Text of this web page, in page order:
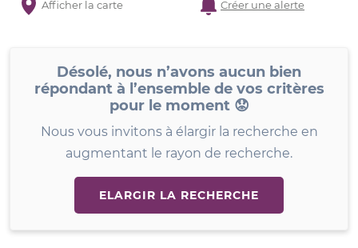
Afficher la carte Créer une alerte
Désolé, nous n’avons aucun bien
répondant à l’ensemble de vos critères
pour le moment 😟
Nous vous invitons à élargir la recherche en
augmentant le rayon de recherche.
ELARGIR LA RECHERCHE